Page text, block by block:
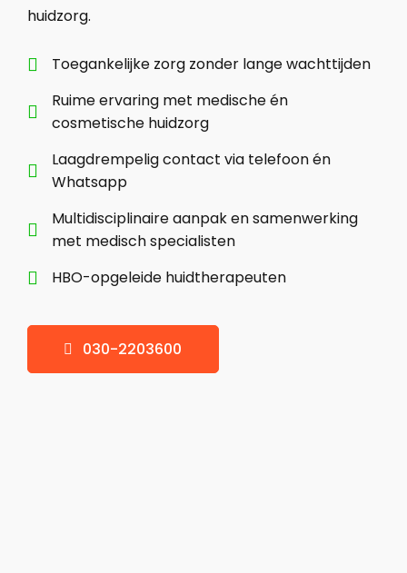
huidzorg.
 Toegankelijke zorg zonder lange wachttijden

Ruime ervaring met medische én
cosmetische huidzorg

Laagdrempelig contact via telefoon én
Whatsapp

Multidisciplinaire aanpak en samenwerking
met medisch specialisten
 HBO-opgeleide huidtherapeuten
030-2203600